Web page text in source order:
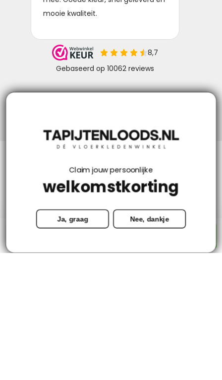
Mijn account
Categorieën
Contact
Claim jouw persoonlijke
welkomstkorting
Ja, graag Nee, dankje